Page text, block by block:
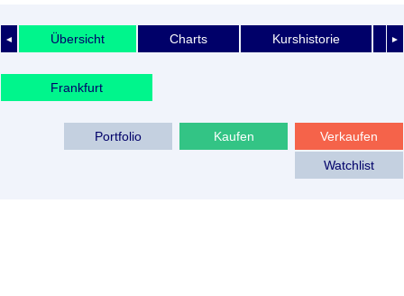
◄ ►
Übersicht Charts Kurshistorie
Frankfurt
Verkaufen
Kaufen
Portfolio
Watchlist